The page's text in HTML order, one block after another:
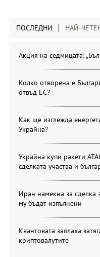
ПОСЛЕДНИ НАЙ-
Акция на седмицата:
Колко отворена е
отвъд ЕС?
Как ще изглежда
Украйна?
Украйна купи ракети
сделката участва и
Иран намекна за сделка
му бъдат изпълнени
Квантовата заплаха
криптовалутите